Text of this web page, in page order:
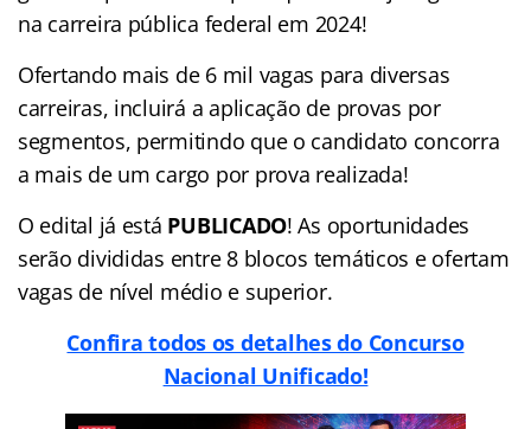
na carreira pública federal em 2024!
Ofertando mais de 6 mil vagas para diversas
carreiras, incluirá a aplicação de provas por
segmentos, permitindo que o candidato concorra
a mais de um cargo por prova realizada!
O edital já está PUBLICADO! As oportunidades
serão divididas entre 8 blocos temáticos e ofertam
vagas de nível médio e superior.
Confira todos os detalhes do Concurso
Nacional Unificado!